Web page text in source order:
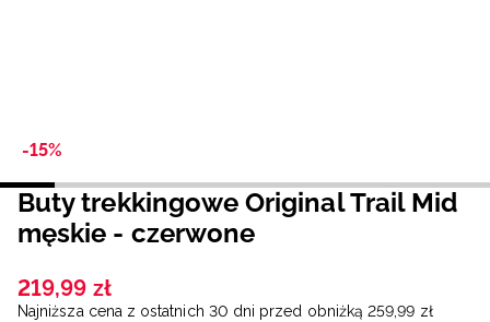
-15%
Buty trekkingowe Original Trail Mid
męskie - czerwone
219,99 zł
Najniższa cena z ostatnich 30 dni przed obniżką 259,99 zł